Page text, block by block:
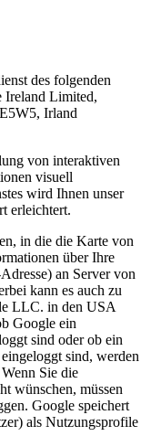
des folgenden
Ireland Limited,
Irland
von interaktiven
visuell
wird Ihnen unser
erleichtert.
in die die Karte von
über Ihre
an Server von
kann es auch zu
LLC. in den USA
Google ein
sind oder ob ein
sind, werden
Sie die
wünschen, müssen
Google speichert
als Nutzungsprofile